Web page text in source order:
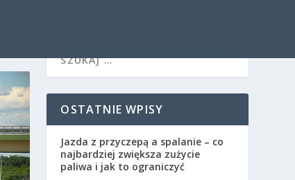
OSTATNIE WPISY
Jazda z przyczepą a spalanie – co
najbardziej zwiększa zużycie
paliwa i jak to ograniczyć